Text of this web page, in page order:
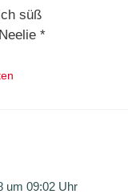
süß
*
um 09:02 Uhr